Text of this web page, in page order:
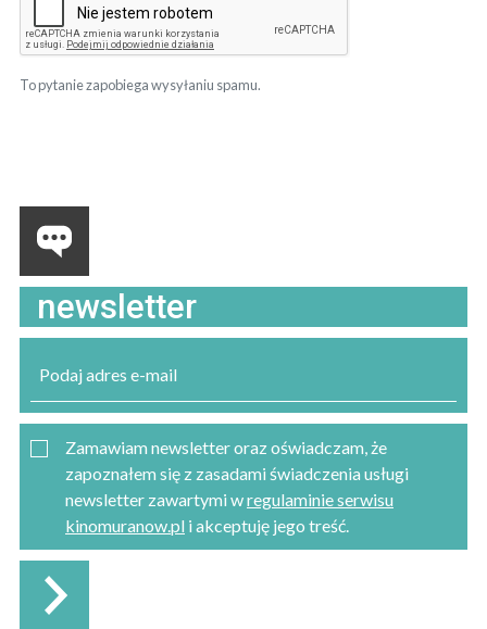
To pytanie zapobiega wysyłaniu spamu.
newsletter
Zamawiam newsletter oraz oświadczam, że
zapoznałem się z zasadami świadczenia usługi
newsletter zawartymi wregulaminie serwisu
kinomuranow.pl i akceptuję jego treść.